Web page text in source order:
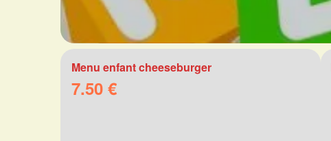
Menu enfant cheeseburger
7.50 €